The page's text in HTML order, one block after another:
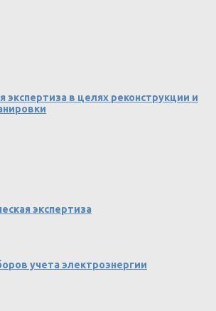
экспертиза в целях реконструкции и
экспертиза
учета электроэнергии